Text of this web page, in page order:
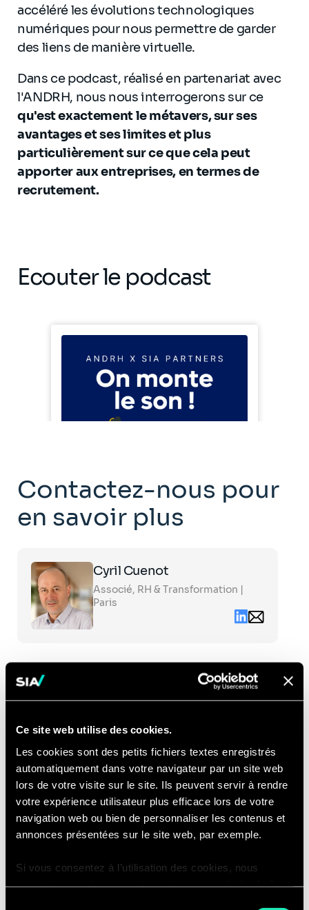
Ce site web utilise des cookies.
Les cookies sont des petits fichiers textes enregistrés
automatiquement dans votre navigateur par un site web
lors de votre visite sur le site. Ils peuvent servir à rendre
votre expérience utilisateur plus efficace lors de votre
navigation web ou bien de personnaliser les contenus et
annonces présentées sur le site web, par exemple.
Si vous consentez à l’utilisation des cookies, nous
accéléré les évolutions technologiques
numériques pour nous permettre de garder
des liens de manière virtuelle.
Dans ce podcast, réalisé en partenariat avec
l'ANDRH, nous nous interrogerons sur ce
qu'est exactement le métavers, sur ses
avantages et ses limites et plus
particulièrement sur ce que cela peut
apporter aux entreprises, en termes de
recrutement.
Ecouter le podcast
Contactez-nous pour
en savoir plus
Cyril Cuenot
Associé, RH & Transformation |
Paris
Linkedin
Email
contact
Click
on
the
card
to
see
the
full
Lastname*
Courriel*
Numéro de téléphone